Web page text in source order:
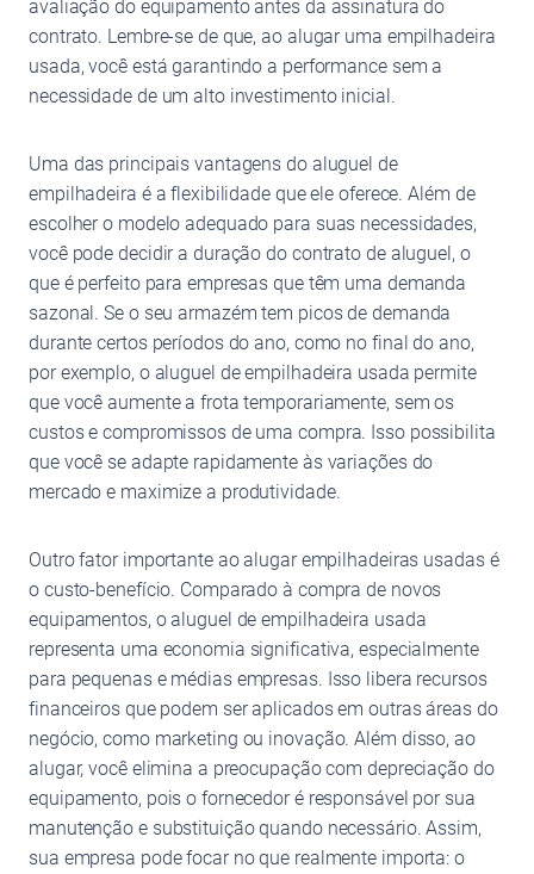
avaliação do equipamento antes da assinatura do
contrato. Lembre-se de que, ao alugar uma empilhadeira
usada, você está garantindo a performance sem a
necessidade de um alto investimento inicial.
Uma das principais vantagens do aluguel de
empilhadeira é a flexibilidade que ele oferece. Além de
escolher o modelo adequado para suas necessidades,
você pode decidir a duração do contrato de aluguel, o
que é perfeito para empresas que têm uma demanda
sazonal. Se o seu armazém tem picos de demanda
durante certos períodos do ano, como no final do ano,
por exemplo, o aluguel de empilhadeira usada permite
que você aumente a frota temporariamente, sem os
custos e compromissos de uma compra. Isso possibilita
que você se adapte rapidamente às variações do
mercado e maximize a produtividade.
Outro fator importante ao alugar empilhadeiras usadas é
o custo-benefício. Comparado à compra de novos
equipamentos, o aluguel de empilhadeira usada
representa uma economia significativa, especialmente
para pequenas e médias empresas. Isso libera recursos
financeiros que podem ser aplicados em outras áreas do
negócio, como marketing ou inovação. Além disso, ao
alugar, você elimina a preocupação com depreciação do
equipamento, pois o fornecedor é responsável por sua
manutenção e substituição quando necessário. Assim,
sua empresa pode focar no que realmente importa: o